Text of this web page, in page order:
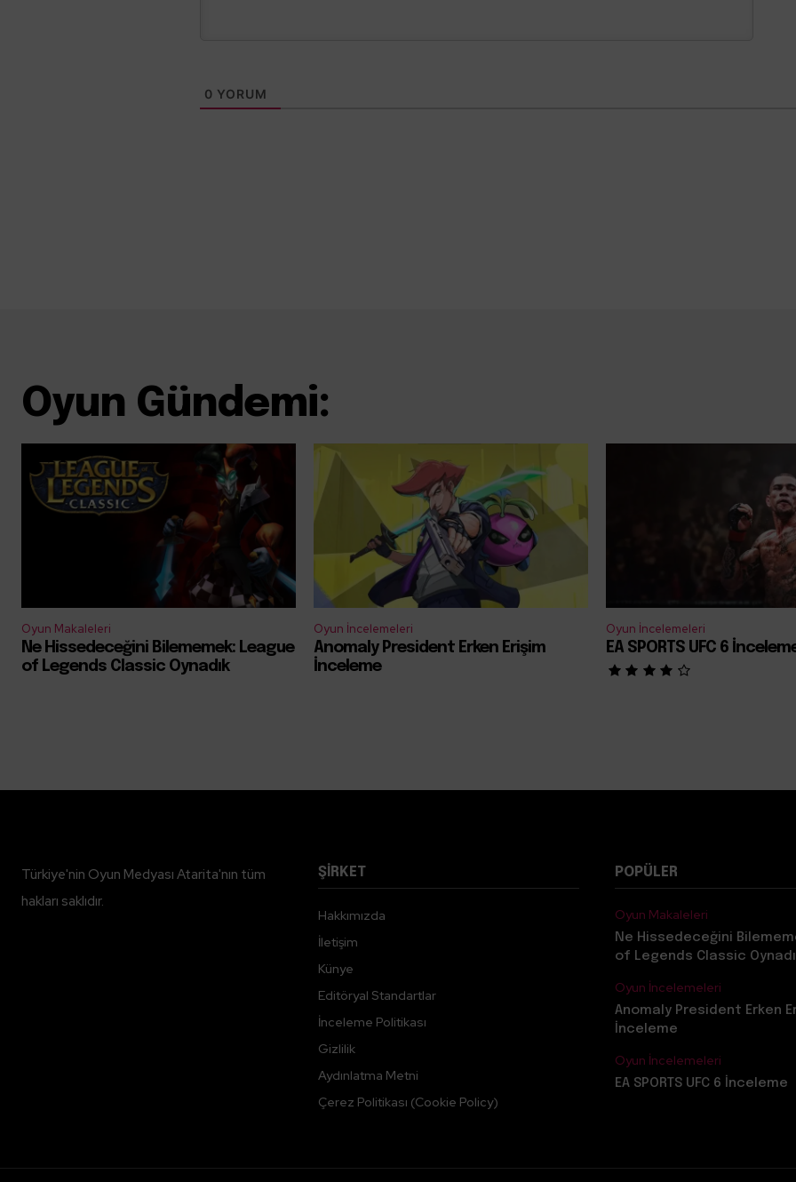
0 YORUM
Oyun Gündemi:
Oyun Makaleleri
Ne Hissedeceğini Bilememek: League
of Legends Classic Oynadık
Oyun İncelemeleri
Anomaly President Erken Erişim
İnceleme
Oyun İncelemeleri
EA SPORTS UFC 6
Türkiye'nin Oyun Medyası Atarita'nın tüm
hakları saklıdır.
ŞİRKET
Hakkımızda
İletişim
Künye
Editöryal Standartlar
İnceleme Politikası
Gizlilik
Aydınlatma Metni
Çerez Politikası (Cookie Policy)
POPÜLER
Oyun Makaleleri
Ne Hissedeceğini
of Legends Classic
Oyun İncelemeleri
Anomaly President Erken
İnceleme
Oyun İncelemeleri
EA SPORTS UFC 6 İnceleme